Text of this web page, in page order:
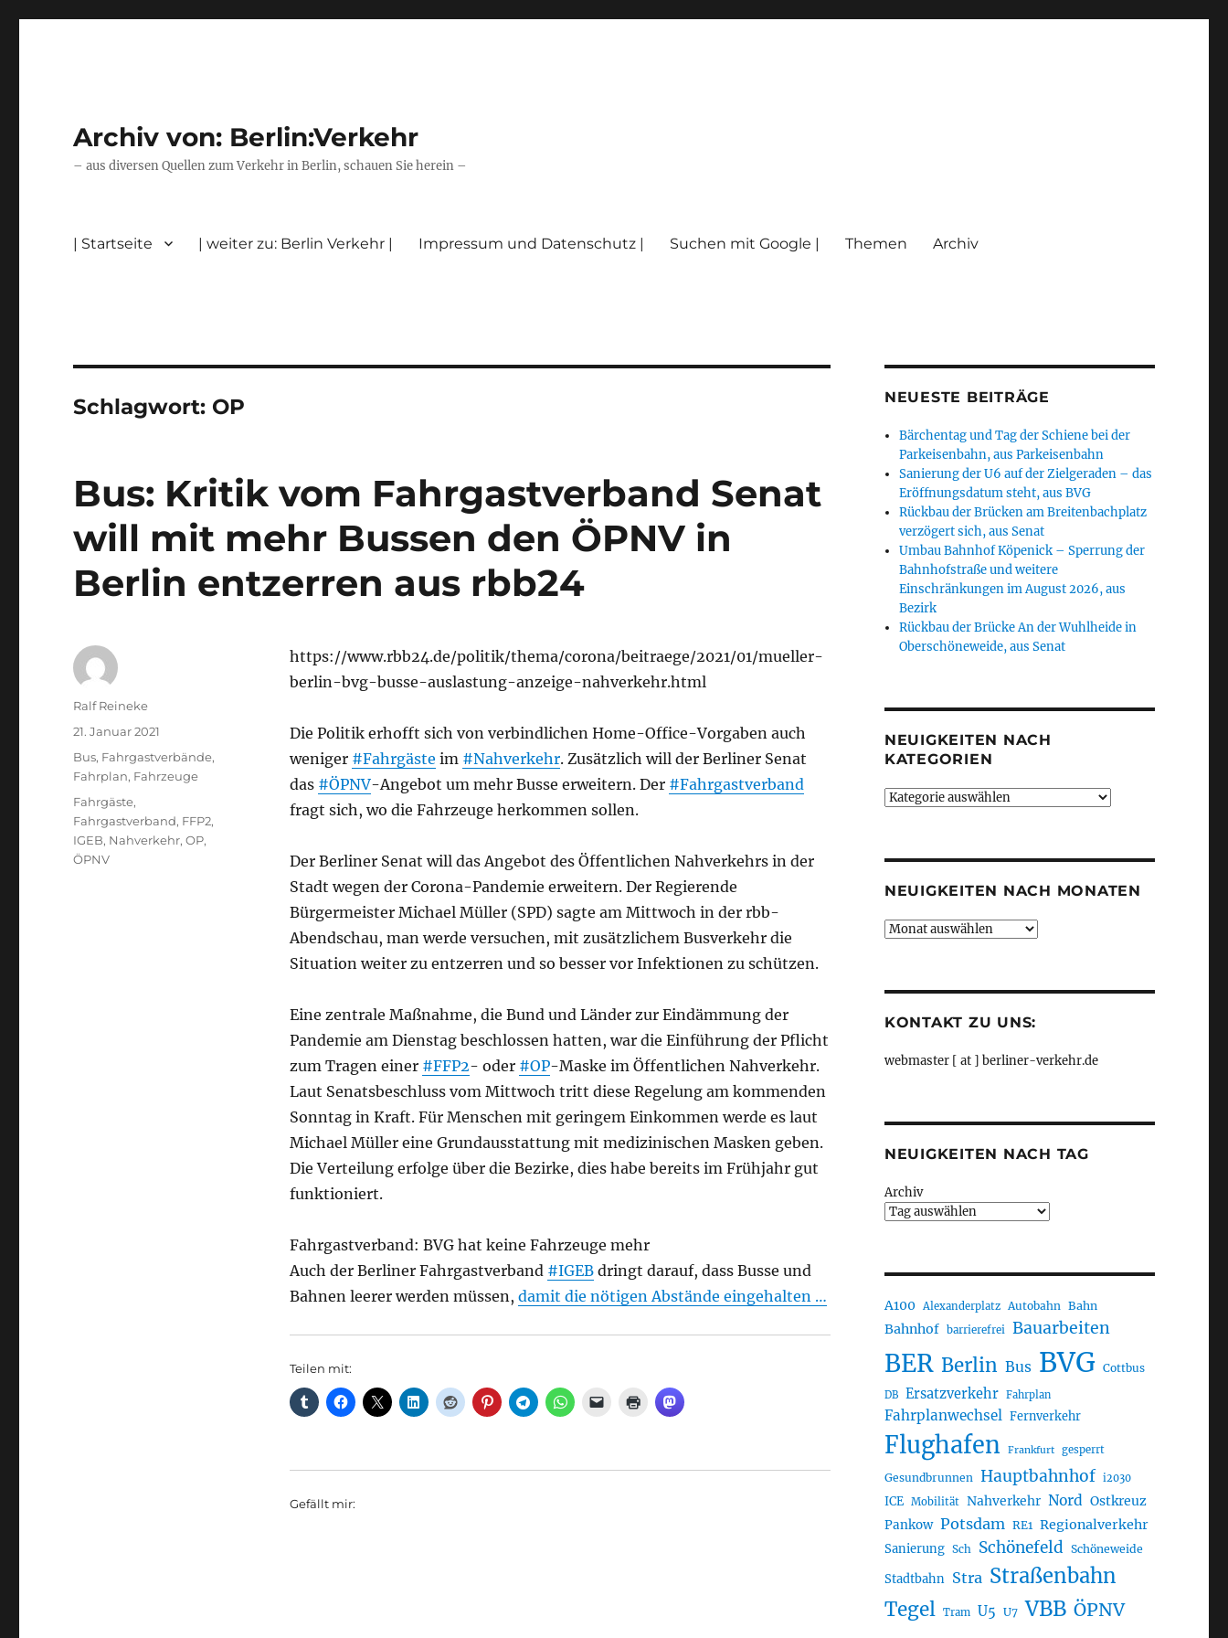
Archiv von: Berlin:Verkehr
– aus diversen Quellen zum Verkehr in Berlin, schauen Sie herein –
| Startseite | weiter zu: Berlin Verkehr | Impressum und Datenschutz | Suchen mit Google | Themen Archiv
Schlagwort: OP
Bus: Kritik vom Fahrgastverband Senat
will mit mehr Bussen den ÖPNV in
Berlin entzerren aus rbb24
https://www.rbb24.de/politik/thema/corona/beitraege/2021/01/mueller-
berlin-bvg-busse-auslastung-anzeige-nahverkehr.html
Die Politik erhofft sich von verbindlichen Home-Office-Vorgaben auch
weniger #Fahrgäste im #Nahverkehr. Zusätzlich will der Berliner Senat
das #ÖPNV-Angebot um mehr Busse erweitern. Der #Fahrgastverband
fragt sich, wo die Fahrzeuge herkommen sollen.
Der Berliner Senat will das Angebot des Öffentlichen Nahverkehrs in der
Stadt wegen der Corona-Pandemie erweitern. Der Regierende
Bürgermeister Michael Müller (SPD) sagte am Mittwoch in der rbb-
Abendschau, man werde versuchen, mit zusätzlichem Busverkehr die
Situation weiter zu entzerren und so besser vor Infektionen zu schützen.
Eine zentrale Maßnahme, die Bund und Länder zur Eindämmung der
Pandemie am Dienstag beschlossen hatten, war die Einführung der Pflicht
zum Tragen einer #FFP2- oder #OP-Maske im Öffentlichen Nahverkehr.
Laut Senatsbeschluss vom Mittwoch tritt diese Regelung am kommenden
Sonntag in Kraft. Für Menschen mit geringem Einkommen werde es laut
Michael Müller eine Grundausstattung mit medizinischen Masken geben.
Die Verteilung erfolge über die Bezirke, dies habe bereits im Frühjahr gut
funktioniert.
Fahrgastverband: BVG hat keine Fahrzeuge mehr
Auch der Berliner Fahrgastverband #IGEBdringt darauf, dass Busse und
Bahnen leerer werden müssen, damit die nötigen Abstände eingehalten …
Teilen mit:
Gefällt mir:
Autor
Ralf Reineke
Veröffentlicht
21. Januar 2021
Kategorien
Bus, Fahrgastverbände,
Fahrplan, Fahrzeuge
Schlagwörter
Fahrgäste,
Fahrgastverband, FFP2,
IGEB, Nahverkehr,OP,
ÖPNV
NEUESTE BEITRÄGE
Bärchentag und Tag der Schiene bei der
Parkeisenbahn, aus Parkeisenbahn
Sanierung der U6 auf der Zielgeraden – das
Eröffnungsdatum steht, aus BVG
Rückbau der Brücken am Breitenbachplatz
verzögert sich, aus Senat
Umbau Bahnhof Köpenick – Sperrung der
Bahnhofstraße und weitere
Einschränkungen im August 2026, aus
Bezirk
Rückbau der Brücke An der Wuhlheide in
Oberschöneweide, aus Senat
NEUIGKEITEN NACH
KATEGORIEN
Neuigkeiten
NEUIGKEITEN NACH MONATEN
Neuigkeiten
KONTAKT ZU UNS:
webmaster [ at ] berliner-verkehr.de
NEUIGKEITEN NACH TAG
Archiv
A100 Alexanderplatz Autobahn Bahn
Bahnhof barrierefrei Bauarbeiten
BER Berlin Bus BVG Cottbus
DB Ersatzverkehr Fahrplan
Fahrplanwechsel Fernverkehr
Flughafen Frankfurt gesperrt
Gesundbrunnen Hauptbahnhof i2030
ICE Mobilität Nahverkehr Nord Ostkreuz
Pankow Potsdam RE1 Regionalverkehr
Sanierung Sch Schönefeld Schöneweide
Stadtbahn Stra Straßenbahn
Tegel Tram U5 U7 VBB ÖPNV